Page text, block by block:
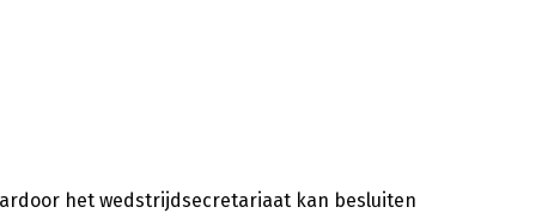
het wedstrijdsecretariaat kan besluiten